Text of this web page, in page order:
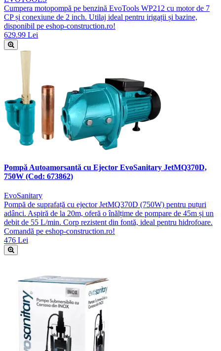
Cumpera motopompă pe benzină EvoTools WP212 cu motor de 7
CP și conexiune de 2 inch. Utilaj ideal pentru irigații și bazine,
disponibil pe eshop-construction.ro!
629.99 Lei
Pompă Autoamorsantă cu Ejector EvoSanitary JetMQ370D,
750W (Cod: 673862)
EvoSanitary
Pompă de suprafață cu ejector JetMQ370D (750W) pentru puțuri
adânci. Aspiră de la 20m, oferă o înălțime de pompare de 45m și un
debit de 55 L/min. Corp rezistent din fontă, ideal pentru hidrofoare.
Comandă pe eshop-construction.ro!
476 Lei